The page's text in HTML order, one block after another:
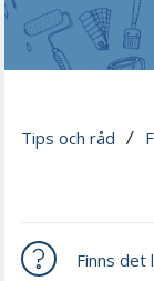
Tips och råd /
Finns det